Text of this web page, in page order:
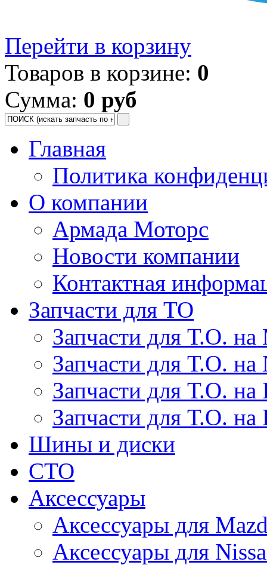
Перейти в корзину
Товаров в корзине: 0
Сумма: 0 руб
Главная
Политика
О компании
Армада Моторс
Новости компании
Контактная
Запчасти для ТО
Запчасти для Т.О. на
Запчасти для Т.О. на
Запчасти для Т.О.
Запчасти для Т.О. на
Шины и диски
СТО
Аксессуары
Аксессуары для
Аксессуары для